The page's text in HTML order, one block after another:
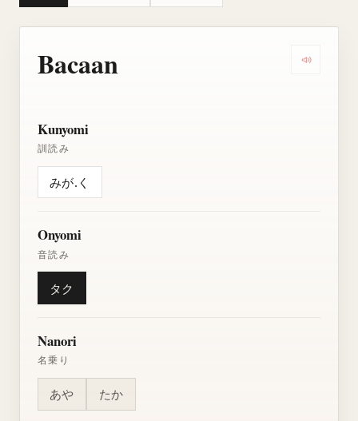
Bacaan
Kunyomi
訓読み
みが.く
Onyomi
音読み
タク
Nanori
名乗り
あや たか